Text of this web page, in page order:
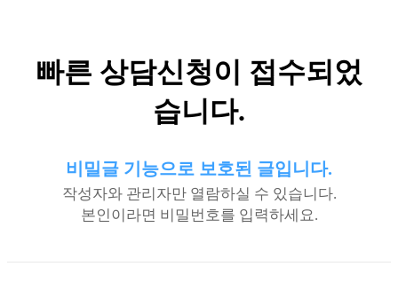
빠른 상담신청이 접수되었
습니다.
비밀글 기능으로 보호된 글입니다.
작성자와 관리자만 열람하실 수 있습니다.
본인이라면 비밀번호를 입력하세요.